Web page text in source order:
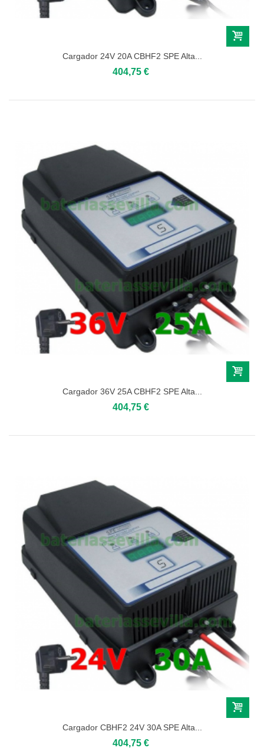
Cargador 24V 20A CBHF2 SPE Alta...
404,75 €
Cargador 36V 25A CBHF2 SPE Alta...
404,75 €
Cargador CBHF2 24V 30A SPE Alta...
404,75 €